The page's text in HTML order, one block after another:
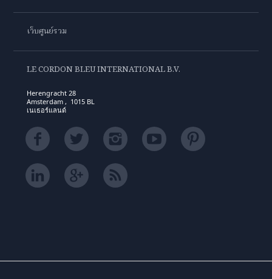
เว็บศูนย์รวม
LE CORDON BLEU INTERNATIONAL B.V.
Herengracht 28
Amsterdam , 1015 BL
เนเธอร์แลนด์